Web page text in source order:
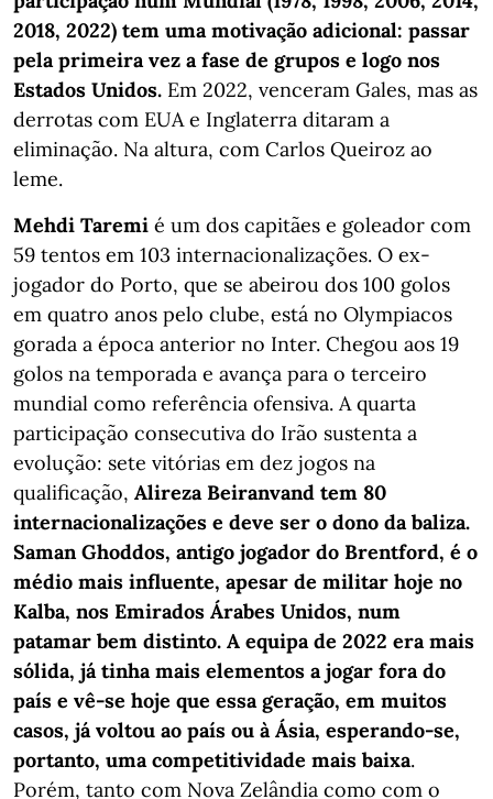
2018, 2022) tem uma motivação adicional: passar
pela primeira vez a fase de grupos e logo nos
Estados Unidos. Em 2022, venceram Gales, mas as
derrotas com EUA e Inglaterra ditaram a
eliminação. Na altura, com Carlos Queiroz ao
leme.
Mehdi Taremi é um dos capitães e goleador com
59 tentos em 103 internacionalizações. O ex-
jogador do Porto, que se abeirou dos 100 golos
em quatro anos pelo clube, está no Olympiacos
gorada a época anterior no Inter. Chegou aos 19
golos na temporada e avança para o terceiro
mundial como referência ofensiva. A quarta
participação consecutiva do Irão sustenta a
evolução: sete vitórias em dez jogos na
qualificação, Alireza Beiranvand tem 80
internacionalizações e deve ser o dono da baliza.
Saman Ghoddos, antigo jogador do Brentford, é o
médio mais influente, apesar de militar hoje no
Kalba, nos Emirados Árabes Unidos, num
patamar bem distinto. A equipa de 2022 era mais
sólida, já tinha mais elementos a jogar fora do
país e vê-se hoje que essa geração, em muitos
casos, já voltou ao país ou à Ásia, esperando-se,
portanto, uma competitividade mais baixa.
Porém, tanto com Nova Zelândia como com o